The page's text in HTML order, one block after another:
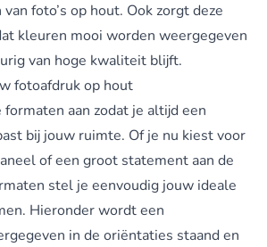
foto’s op hout. Ook zorgt deze
kleuren mooi worden weergegeven
van hoge kwaliteit blijft.
fotoafdruk op hout
aan zodat je altijd een
bij jouw ruimte. Of je nu kiest voor
of een groot statement aan de
stel je eenvoudig jouw ideale
Hieronder wordt een
in de oriëntaties staand en